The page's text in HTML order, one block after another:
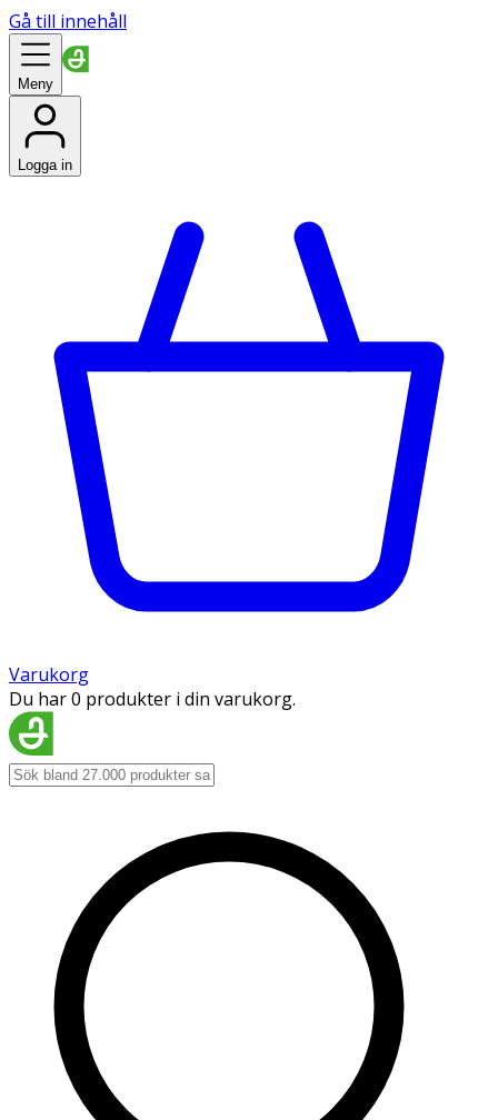
Gå till innehåll
Meny
Logga in
Varukorg
Du har 0 produkter i din varukorg.